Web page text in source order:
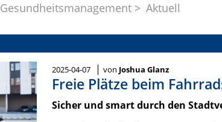
Gesundheitsmanagement Aktuell
2025-04-07| von Joshua Glanz
Freie Plätze beim
Sicher und smart durch den